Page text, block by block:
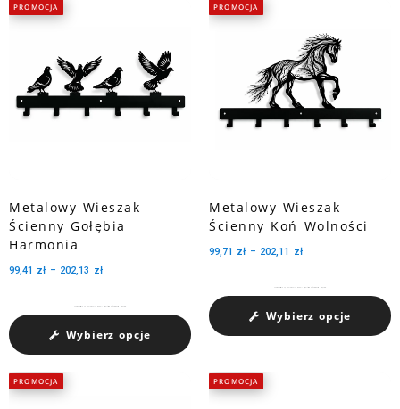
PROMOCJA
Metalowy Wieszak
Ścienny Gołębia
Harmonia
99,41 zł – 202,13 zł
Wybierz opcje
PROMOCJA
Metalowy Wieszak
Ścienny Koń Wolności
99,71 zł – 202,11 zł
Wybierz opcje
PROMOCJA PROMOCJA